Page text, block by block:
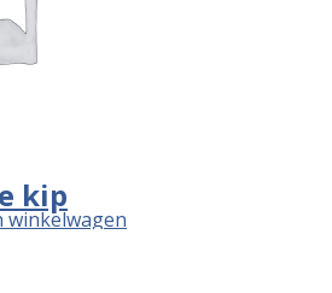
kip
winkelwagen